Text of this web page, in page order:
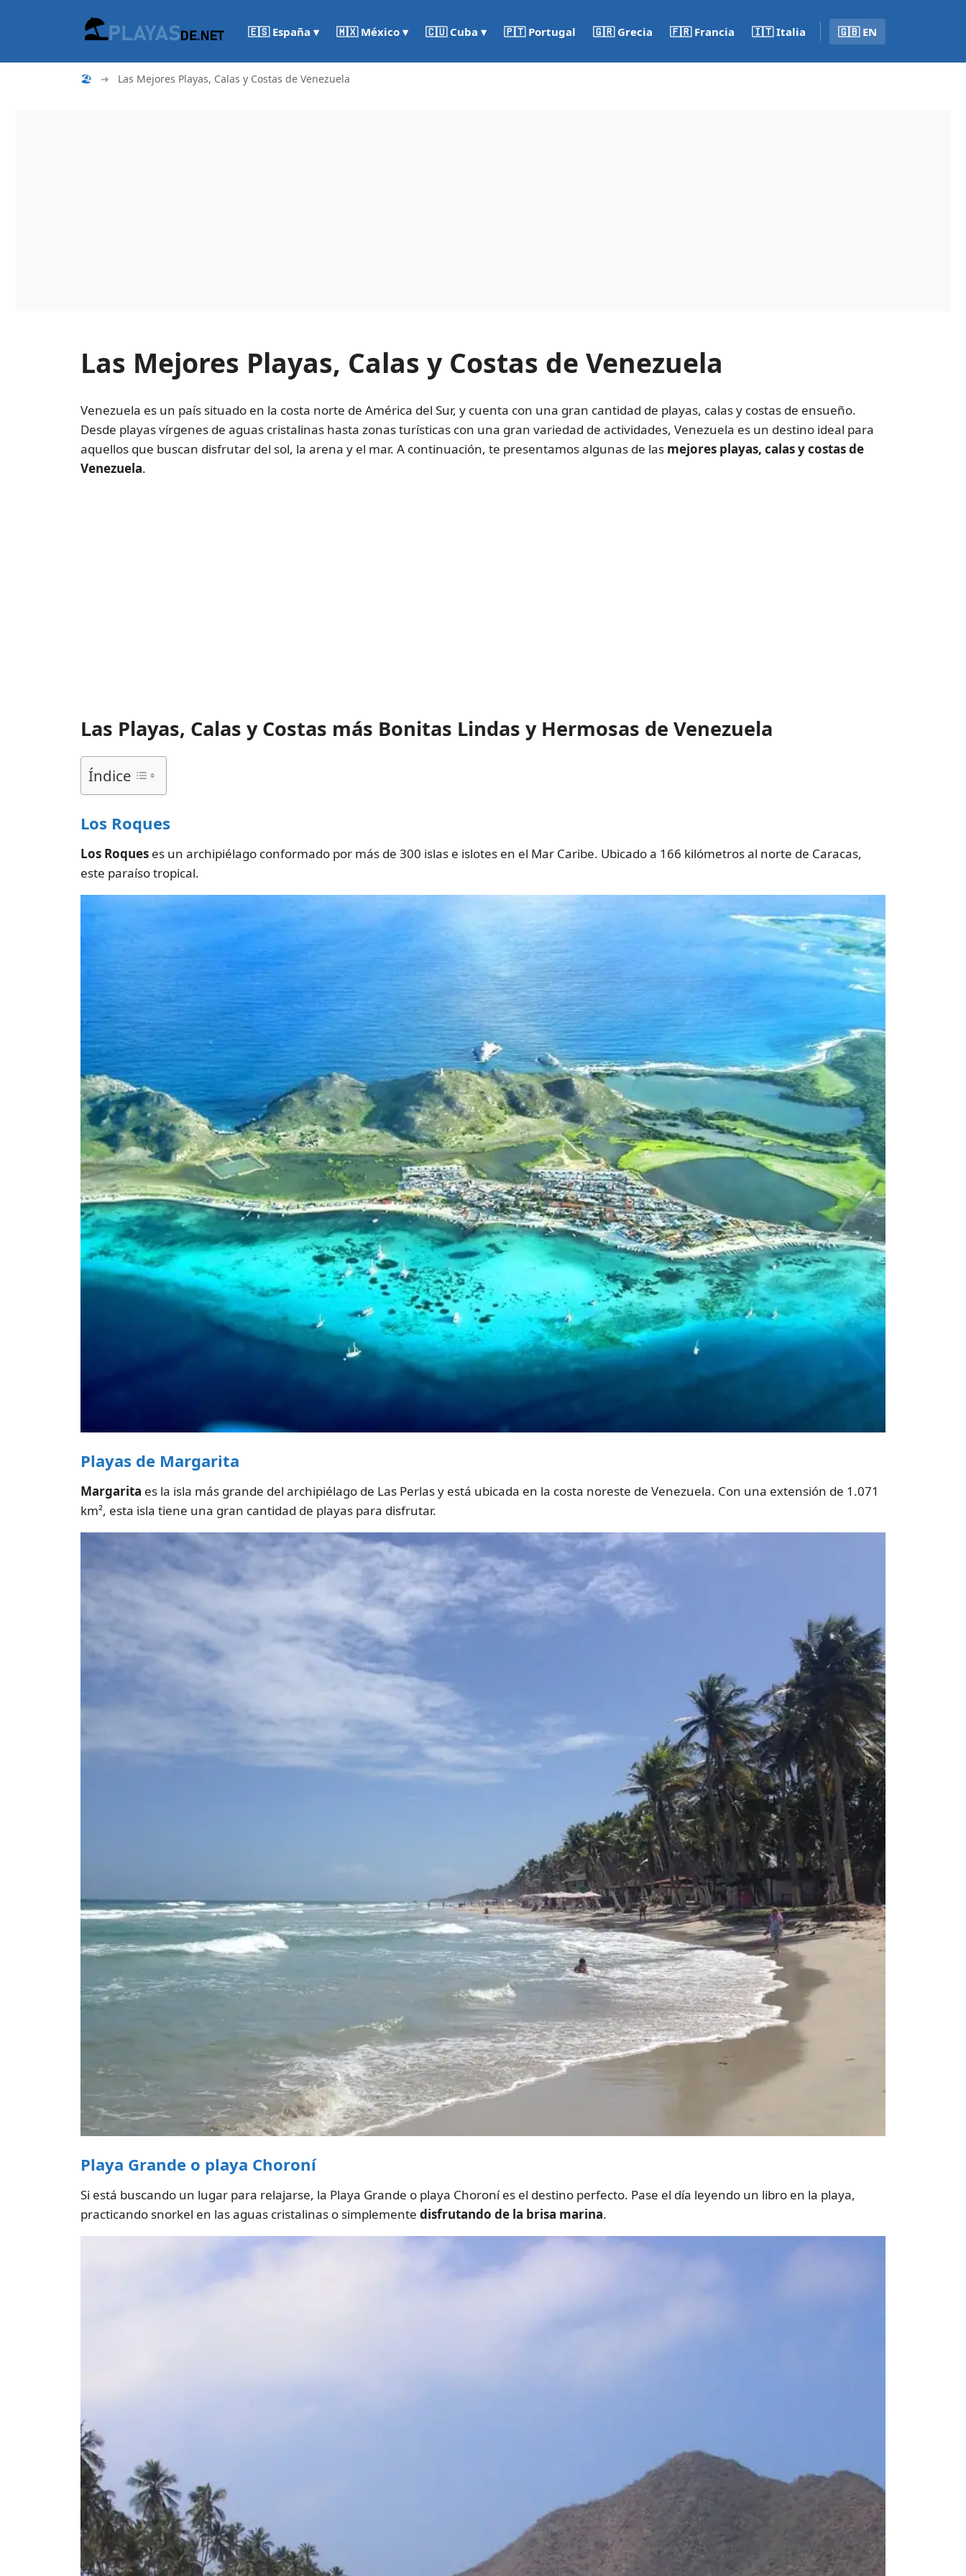
🇪🇸 España ▾ 🇲🇽 México ▾ 🇨🇺 Cuba ▾ 🇵🇹 Portugal 🇬🇷 Grecia 🇫🇷 Francia 🇮🇹 Italia 🇬🇧 EN
🏖 ➜ Las Mejores Playas, Calas y Costas de Venezuela
Las Mejores Playas, Calas y Costas de Venezuela
Venezuela es un país situado en la costa norte de América del Sur, y cuenta con una gran cantidad de playas, calas y costas de ensueño.
Desde playas vírgenes de aguas cristalinas hasta zonas turísticas con una gran variedad de actividades, Venezuela es un destino ideal para
aquellos que buscan disfrutar del sol, la arena y el mar. A continuación, te presentamos algunas de las mejores playas, calas y costas de
Venezuela.
Las Playas, Calas y Costas más Bonitas Lindas y Hermosas de Venezuela
Índice
Los Roques
Los Roques es un archipiélago conformado por más de 300 islas e islotes en el Mar Caribe. Ubicado a 166 kilómetros al norte de Caracas,
este paraíso tropical.
Playas de Margarita
Margarita es la isla más grande del archipiélago de Las Perlas y está ubicada en la costa noreste de Venezuela. Con una extensión de 1.071
km², esta isla tiene una gran cantidad de playas para disfrutar.
Playa Grande o playa Choroní
Si está buscando un lugar para relajarse, la Playa Grande o playa Choroní es el destino perfecto. Pase el día leyendo un libro en la playa,
practicando snorkel en las aguas cristalinas o simplemente disfrutando de la brisa marina.